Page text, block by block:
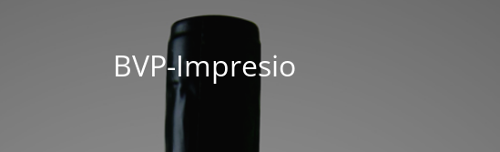
BVP-Impresio